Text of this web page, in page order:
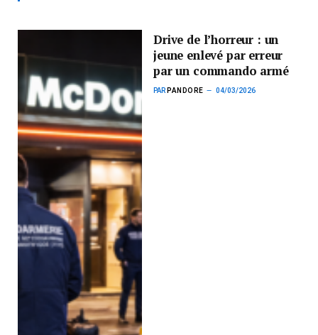
Drive de l’horreur : un
jeune enlevé par erreur
par un commando armé
PAR PANDORE 04/03/2026